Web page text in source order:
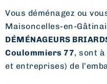
Vous déménagez ou
Maisoncelles-en-
DÉMÉNAGEURS
Coulommiers 77, sont
et entreprises) de